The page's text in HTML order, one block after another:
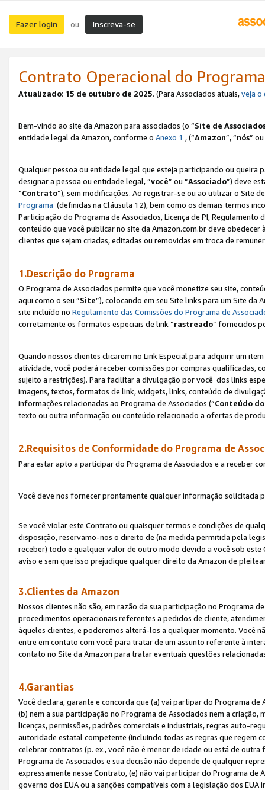
Fazer login ou Inscreva-se
Contrato Operacional do
Atualizado: 15 de outubro de 2025. (Para Associados atuais,veja o
Bem-vindo ao site da Amazon para associados (o “Site de
entidade legal da Amazon, conforme o Anexo 1 , (“Amazon”, “nós”
Qualquer pessoa ou entidade legal que esteja participando ou queira
designar a pessoa ou entidade legal, “você” ou “Associado”) deve
“Contrato”), sem modificações. Ao registrar-se ou ao utilizar o Site
Programa (definidas na Cláusula 12), bem como os demais termos
Participação do Programa de Associados, Licença de PI,
conteúdo que você publicar no site da Amazon.com.br deve
clientes que sejam criadas, editadas ou removidas em troca de
1.Descrição do Programa
O Programa de Associados permite que você monetize seu site,
aqui como o seu “Site”), colocando em seu Site links para um Site da
site incluído no Regulamento das Comissões do Programa de
corretamente os formatos especiais de link “rastreado” fornecidos
Quando nossos clientes clicarem no Link Especial para adquirir um
atividade, você poderá receber comissões por compras qualificadas,
sujeito a restrições). Para facilitar a divulgação por você dos links
imagens, textos, formatos de link, widgets, links, conteúdo de
informações relacionadas ao Programa de Associados (“Conteúdo
texto ou outra informação ou conteúdo relacionado a ofertas de
2.Requisitos de Conformidade do Programa de
Para estar apto a participar do Programa de Associados e a receber
Você deve nos fornecer prontamente qualquer informação solicitada
Se você violar este Contrato ou quaisquer termos e condições de
disposição, reservamo-nos o direito de (na medida permitida pela
receber) todo e qualquer valor de outro modo devido a você sob
aviso e sem que isso prejudique qualquer direito da Amazon de
3.Clientes da Amazon
Nossos clientes não são, em razão da sua participação no Programa
procedimentos operacionais referentes a pedidos de cliente,
àqueles clientes, e poderemos alterá-los a qualquer momento. Você
entre em contato com você para tratar de um assunto referente à
contato no Site da Amazon para tratar eventuais questões
4.Garantias
Você declara, garante e concorda que (a) vai partipar do Programa
(b) nem a sua participação no Programa de Associados nem a
licenças, permissões, padrões comerciais e industriais, regras auto-
autoridade estatal competente (incluindo todas as regras que regem
celebrar contratos (p. ex., você não é menor de idade ou está de
Programa de Associados e sua decisão não depende de qualquer
expressamente nesse Contrato, (e) não vai participar do Programa
governo dos EUA ou a sanções compatíveis com a legislação dos